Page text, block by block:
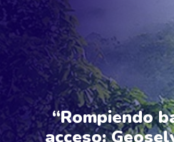
“Rompiendo
acceso: